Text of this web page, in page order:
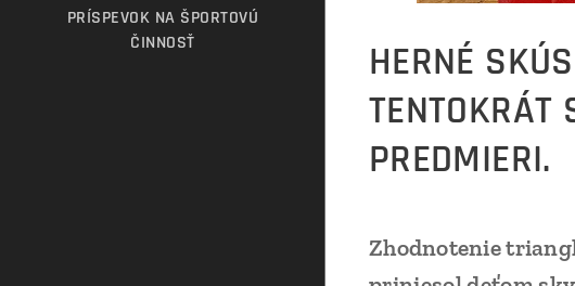
PRÍSPEVOK NA ŠPORTOVÚ
ČINNOSŤ
HERNÉ
TENTOKRÁT
PREDMIERI.
Zhodnotenie